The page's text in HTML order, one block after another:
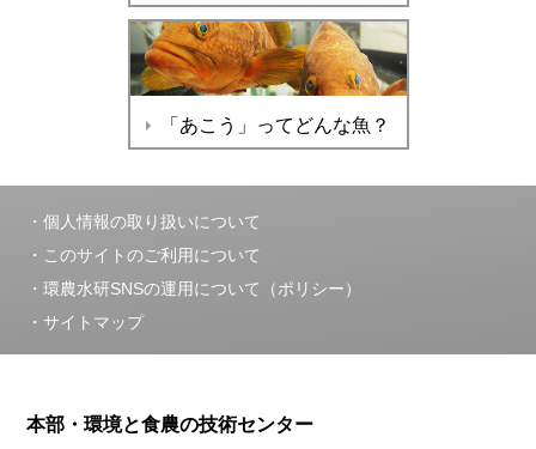
「あこう」ってどんな魚？
個人情報の取り扱いについて
このサイトのご利用について
環農水研SNSの運用について（ポリシー）
サイトマップ
本部・環境と食農の技術センター